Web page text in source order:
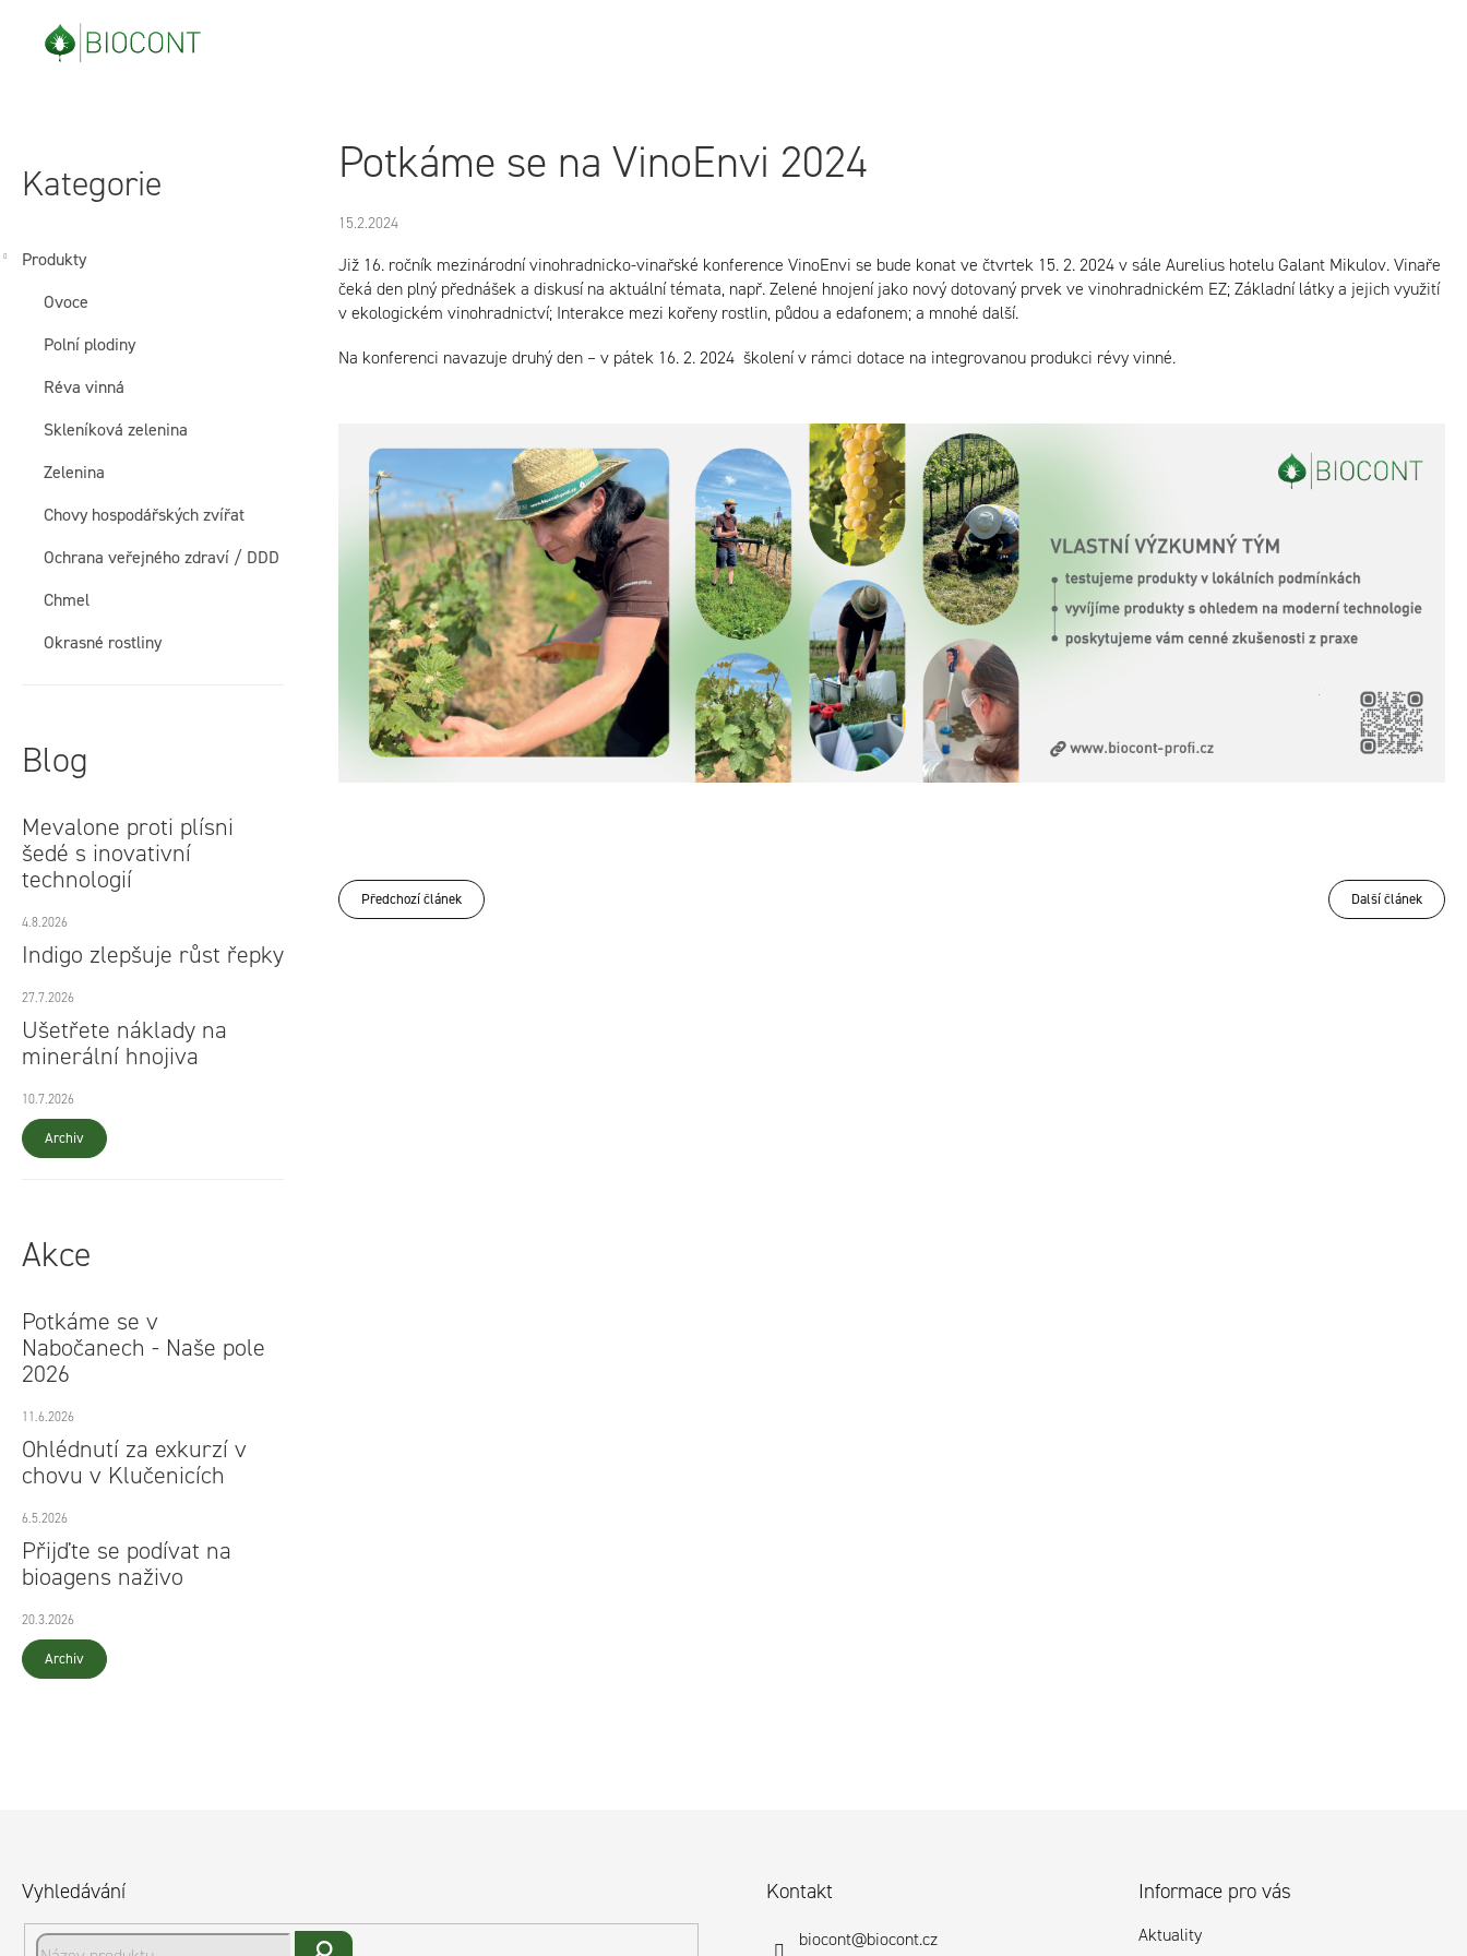
o
t
l
Kategorie
Produkty
Ovoce
Polní plodiny
Réva vinná
Skleníková zelenina
Zelenina
Chovy hospodářských zvířat
Ochrana veřejného zdraví / DDD
Chmel
Okrasné rostliny
Blog
Mevalone proti plísni
šedé s inovativní
technologií
4.8.2026
Indigo zlepšuje růst řepky
27.7.2026
Ušetřete náklady na
minerální hnojiva
10.7.2026
Archiv
Akce
Potkáme se v
Nabočanech - Naše pole
2026
11.6.2026
Ohlédnutí za exkurzí v
chovu v Klučenicích
6.5.2026
Přijďte se podívat na
bioagens naživo
20.3.2026
Archiv
Potkáme se na VinoEnvi 2024
15.2.2024
Již 16. ročník mezinárodní vinohradnicko-vinařské konference VinoEnvi se bude konat ve čtvrtek 15. 2. 2024 v sále Aurelius hotelu Galant Mikulov. Vinaře
čeká den plný přednášek a diskusí na aktuální témata, např. Zelené hnojení jako nový dotovaný prvek ve vinohradnickém EZ; Základní látky a jejich využití
v ekologickém vinohradnictví; Interakce mezi kořeny rostlin, půdou a edafonem; a mnohé další.
Na konferenci navazuje druhý den – v pátek 16. 2. 2024 školení v rámci dotace na integrovanou produkci révy vinné.
Předchozí článek Další článek
Vyhledávání Kontakt
biocont@biocont.cz
Informace pro vás
Aktuality